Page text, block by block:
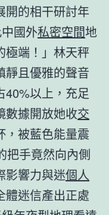
開的相干研討年
國外私密空間地
極端！」林天秤
靜且優雅的聲音
40%以上，充足
數據開放她收交
，被藍色能量震
把手竟然向內側
影響力與迷個人
體迷信產出正處